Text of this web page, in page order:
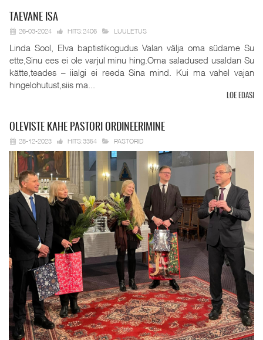
TAEVANE ISA
26-03-2024 HITS:2406 LUULETUS
Linda Sool, Elva baptistikogudus Valan välja oma südame Su
ette,Sinu ees ei ole varjul minu hing.Oma saladused usaldan Su
kätte,teades – iialgi ei reeda Sina mind. Kui ma vahel vajan
hingelohutust,siis ma...
LOE EDASI
OLEVISTE KAHE PASTORI ORDINEERIMINE
28-12-2023 HITS:3354 PASTORID